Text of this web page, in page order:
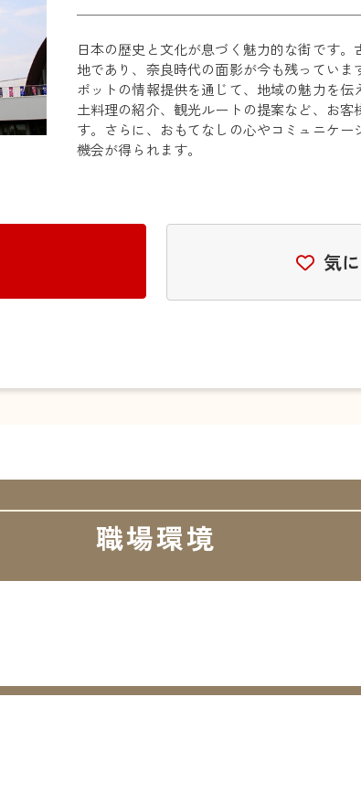
日本の歴史と文化が息づく魅力的な街です
地であり、奈良時代の面影が今も残ってい
ポットの情報提供を通じて、地域の魅力を
土料理の紹介、観光ルートの提案など、お
す。さらに、おもてなしの心やコミュニケ
機会が得られます。
気
職場環境